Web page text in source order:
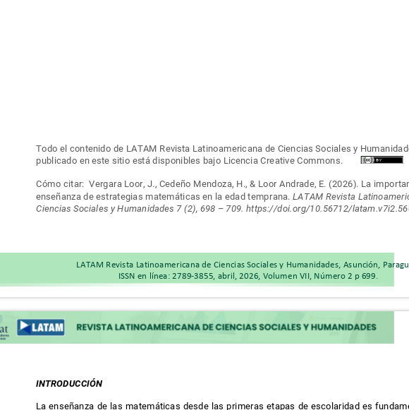
Todo el contenido de LATAM Revista Latinoamericana de Ciencias Sociales y
publicado en este sitio está disponibles bajo LicenciaCreative Commons.
Cómo citar: Vergara Loor, J., Cedeño Mendoza, H., & Loor Andrade, E. (2026). La
enseñanza de estrategias matemáticas en la edad temprana.LATAM Revista
Ciencias Sociales y Humanidades 7 (2), 698 – 709. https://doi.org/10.56712/
LATAM Revista Latinoamericana de Ciencias Sociales y Humanidades, Asunción,
ISSN en línea: 2789-3855, abril, 2026, Volumen VII, Número 2 p 699.
INTRODUCCIÓN
La enseñanza de las matemáticas desde las primeras etapas de escolaridad es